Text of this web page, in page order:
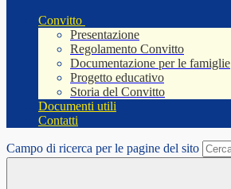
Convitto
Presentazione
Regolamento Convitto
Documentazione per le famiglie
Progetto educativo
Storia del Convitto
Documenti utili
Contatti
Campo di ricerca per le pagine del sito